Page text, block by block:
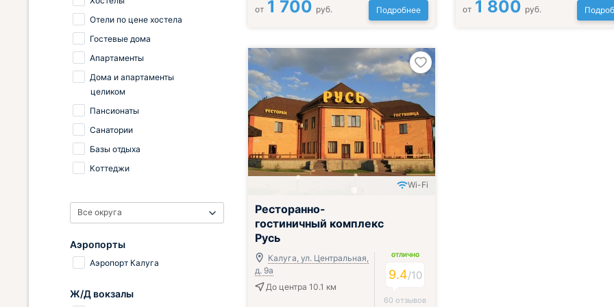
от 1 700 руб. Подробнее от 1 800 руб.
Wi-Fi
Ресторанно-
гостиничный комплекс
Русь
Калуга, ул. Центральная,
д. 9а
До центра 10.1 км
ОТЛИЧНО
9.4/10
60 отзывов
Отели по цене хостела
Гостевые дома
Апартаменты
Дома и апартаменты
целиком
Пансионаты
Санатории
Базы отдыха
Коттеджи
Все округа
Аэропорты
Аэропорт Калуга
Ж/Д вокзалы